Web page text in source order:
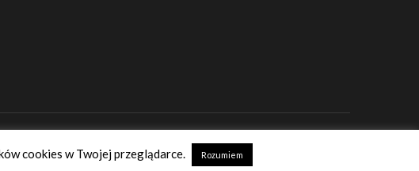
cookies w Twojej przeglądarce. Rozumiem